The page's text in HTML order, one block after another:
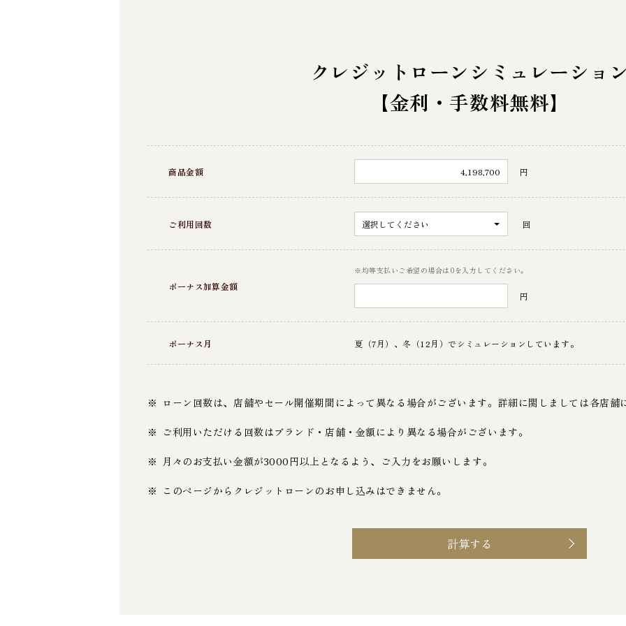
クレジットローン シミュレーショ
【金利・手数料無料】
商品金額 円
ご利用回数 回
ボーナス加算金額
※均等支払いご希望の場合は0を入力してください。
円
ボーナス月 夏（7月）、冬（12月）でシミュレーションしています。
ローン回数は、店舗やセール開催期間によって異なる場合がございます。詳細に関しましては各店舗
ご利用いただける回数はブランド・店舗・金額により異なる場合がございます。
月々のお支払い金額が3000円以上となるよう、ご入力をお願いします。
このページからクレジットローンのお申し込みはできません。